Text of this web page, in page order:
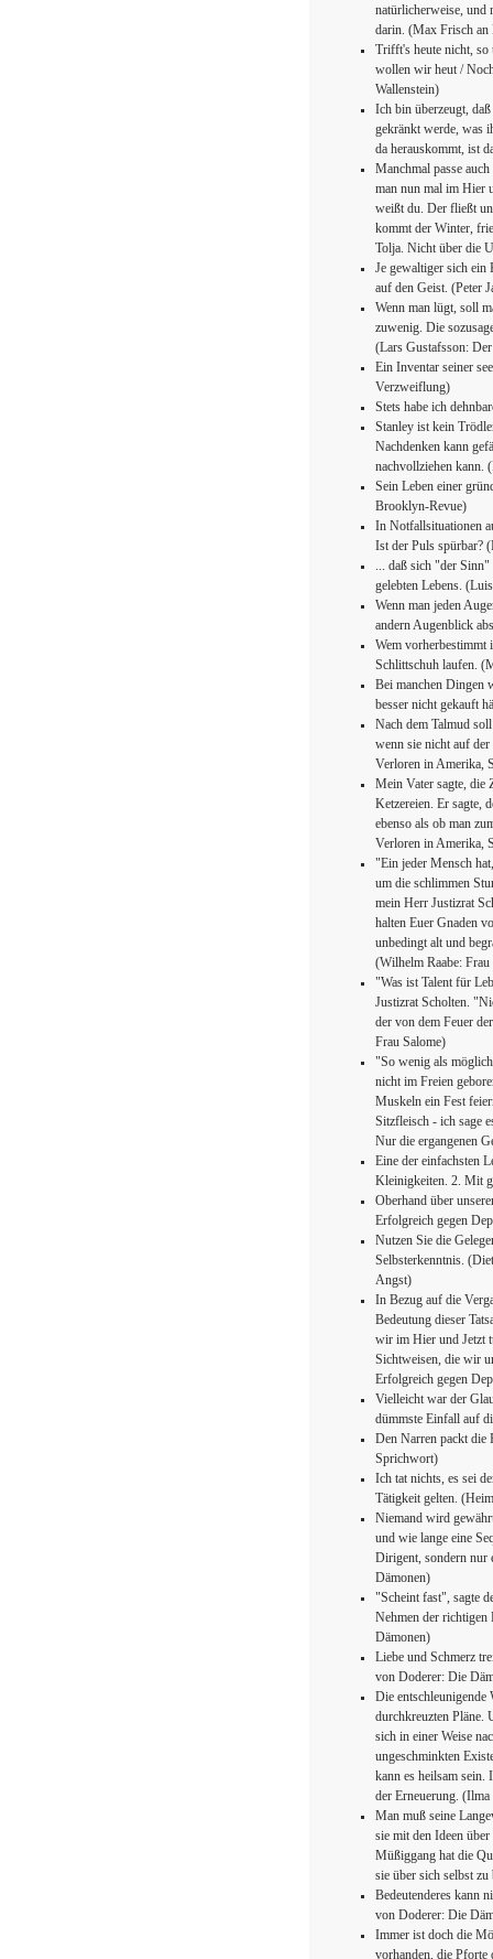
natürlicherweise, und
darin. (Max Frisch an
Trifft's heute nicht,
wollen wir heut /
Wallenstein)
Ich bin überzeugt,
gekränkt werde, was
da herauskommt, ist
Manchmal passe
man nun mal im Hier
weißt du. Der fließt
kommt der Winter,
Tolja. Nicht über die
Je gewaltiger sich
auf den Geist. (Peter
Wenn man lügt, soll
zuwenig. Die
(Lars Gustafsson:
Ein Inventar seiner
Verzweiflung)
Stets habe ich
Stanley ist kein
Nachdenken kann
nachvollziehen kann.
Sein Leben einer
Brooklyn-Revue)
In Notfallsituationen
Ist der Puls spürbar?
... daß sich "der
gelebten Lebens.
Wenn man jeden
andern Augenblick
Wem vorherbestimmt
Schlittschuh laufen.
Bei manchen Dingen
besser nicht gekauft
Nach dem Talmud
wenn sie nicht auf
Verloren in Amerika,
Mein Vater sagte, die
Ketzereien. Er sagte,
ebenso als ob man
Verloren in Amerika,
"Ein jeder Mensch
um die schlimmen
mein Herr Justizrat
halten Euer Gnaden
unbedingt alt und
(Wilhelm Raabe: Frau
"Was ist Talent für
Justizrat Scholten.
der von dem Feuer
Frau Salome)
"So wenig als
nicht im Freien
Muskeln ein Fest
Sitzfleisch - ich sage
Nur die ergangenen
Eine der einfachsten
Kleinigkeiten. 2. Mit
Oberhand über
Erfolgreich gegen
Nutzen Sie die
Selbsterkenntnis.
Angst)
In Bezug auf die
Bedeutung dieser
wir im Hier und Jetzt
Sichtweisen, die wir
Erfolgreich gegen
Vielleicht war der
dümmste Einfall auf
Den Narren packt die
Sprichwort)
Ich tat nichts, es sei
Tätigkeit gelten.
Niemand wird
und wie lange eine
Dirigent, sondern nur
Dämonen)
"Scheint fast", sagte
Nehmen der
Dämonen)
Liebe und Schmerz
von Doderer: Die
Die entschleunigende
durchkreuzten Pläne.
sich in einer Weise
ungeschminkten
kann es heilsam sein.
der Erneuerung.
Man muß seine
sie mit den Ideen
Müßiggang hat die
sie über sich selbst
Bedeutenderes kann
von Doderer: Die
Immer ist doch die
vorhanden, die